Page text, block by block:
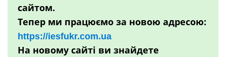
сайтом.
Тепер ми працюємо за новою адресою:
https://iesfukr.com.ua
На новому сайті ви знайдете